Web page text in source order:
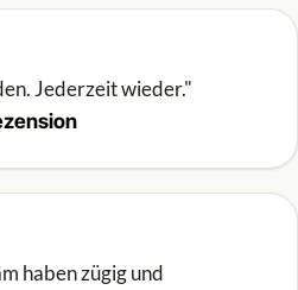
Jederzeit wieder."
haben zügig und